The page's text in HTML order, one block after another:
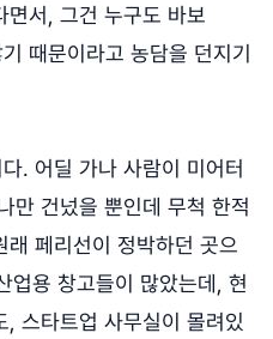
면서, 그건 누구도 바보
때문이라고 농담을 던지기
. 어딜 가나 사람이 미어터
만 건넜을 뿐인데 무척 한적
페리선이 정박하던 곳으
용 창고들이 많았는데, 현
스타트업 사무실이 몰려있